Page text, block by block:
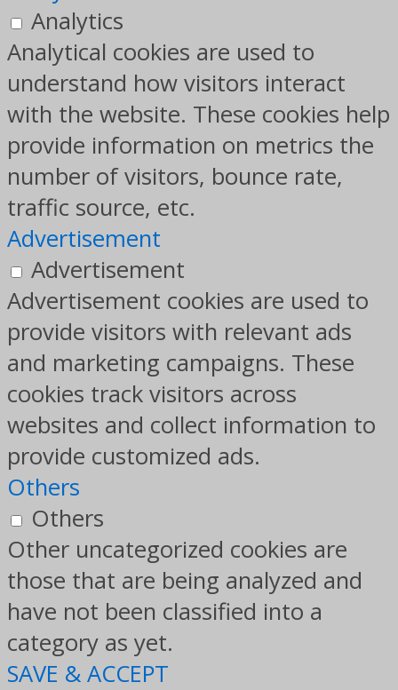
Analytics
Analytical cookies are used to
understand how visitors interact
with the website. These cookies help
provide information on metrics the
number of visitors, bounce rate,
traffic source, etc.
Advertisement
Advertisement
Advertisement cookies are used to
provide visitors with relevant ads
and marketing campaigns. These
cookies track visitors across
websites and collect information to
provide customized ads.
Others
Others
Other uncategorized cookies are
those that are being analyzed and
have not been classified into a
category as yet.
SAVE & ACCEPT